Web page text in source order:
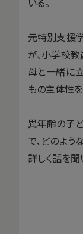
元特別支援
が、小学校
母と一緒に
もの主体性
異年齢の子
で、どのよ
詳しく話を聞